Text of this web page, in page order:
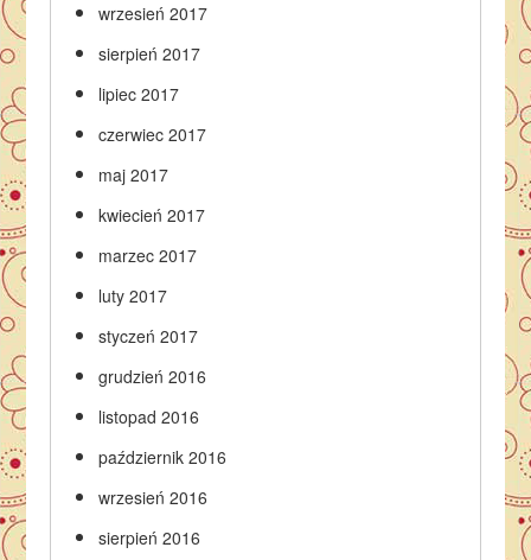
wrzesień 2017
sierpień 2017
lipiec 2017
czerwiec 2017
maj 2017
kwiecień 2017
marzec 2017
luty 2017
styczeń 2017
grudzień 2016
listopad 2016
październik 2016
wrzesień 2016
sierpień 2016